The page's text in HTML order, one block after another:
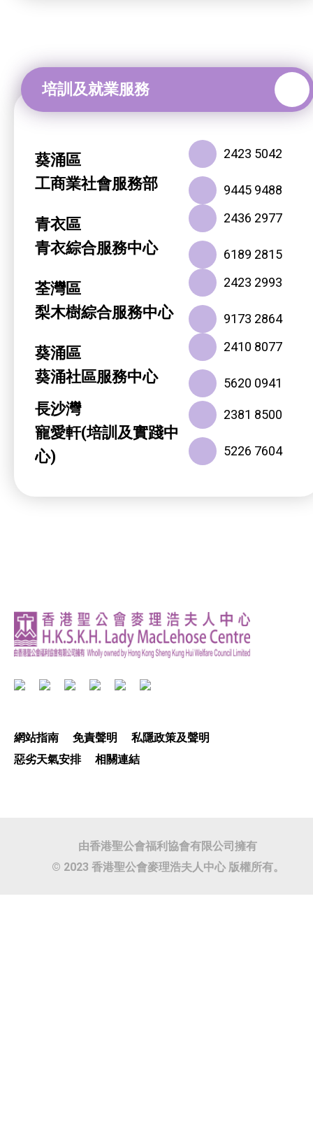
葵涌區
工商業社會服務部
2423 5042
9445 9488
青衣區
青衣綜合服務中心
2436 2977
6189 2815
荃灣區
梨木樹綜合服務中心
2423 2993
9173 2864
葵涌區
葵涌社區服務中心
2410 8077
5620 0941
長沙灣
寵愛軒(培訓及實踐中
心)
2381 8500
5226 7604
網站指南 免責聲明
私隱政策及聲明
惡劣天氣安排
相關連結
由香港聖公會福利協會有限公司擁有
© 2023 香港聖公會麥理浩夫人中心 版權所有。